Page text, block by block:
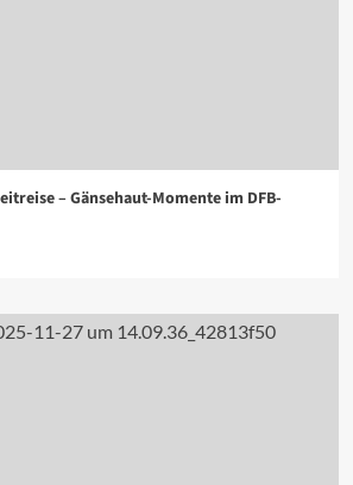
– Gänsehaut-Momente im DFB-